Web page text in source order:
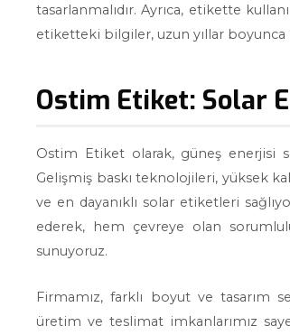
tasarlanmalıdır. Ayrıca, etikette
etiketteki bilgiler, uzun yıllar boyunca
Ostim Etiket: Solar
Ostim Etiket olarak, güneş enerjisi
Gelişmiş baskı teknolojileri, yüksek
ve en dayanıklı solar etiketleri
ederek, hem çevreye olan
sunuyoruz.
Firmamız, farklı boyut ve tasarım
üretim ve teslimat imkanlarımız